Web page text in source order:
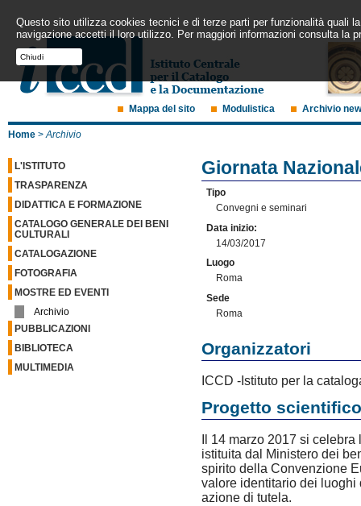
Questo sito utilizza cookies tecnici e di terze parti per funzionalità quali
navigazione accetti il loro utilizzo. Per maggiori informazioni consulta la
Chiudi
Mappa del sito Modulistica Archivio
Home > Archivio
L'ISTITUTO
TRASPARENZA
DIDATTICA E FORMAZIONE
CATALOGO GENERALE DEI BENI
CULTURALI
CATALOGAZIONE
FOTOGRAFIA
MOSTRE ED EVENTI
Archivio
PUBBLICAZIONI
BIBLIOTECA
MULTIMEDIA
Giornata
Tipo
Convegni e seminari
Data inizio:
14/03/2017
Luogo
Roma
Sede
Roma
Organizzatori
ICCD -Istituto per la
Progetto scientifico
Il 14 marzo 2017 si
istituita dal Ministero dei
spirito della Convenzione
valore identitario dei luoghi
azione di tutela.